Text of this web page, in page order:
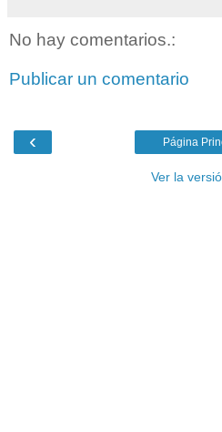
No hay comentarios.:
Publicar un comentario
‹ Página
Ver la